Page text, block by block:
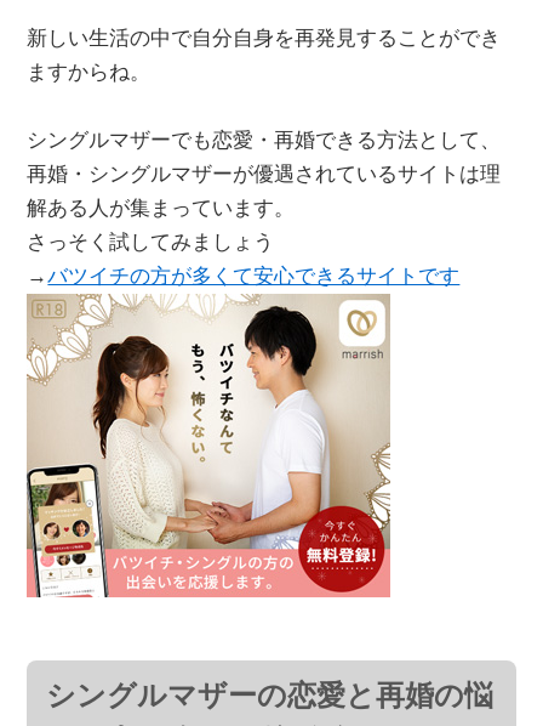
新しい生活の中で自分自身を再発見することができ
ますからね。
シングルマザーでも恋愛・再婚できる方法として、
再婚・シングルマザーが優遇されているサイトは理
解ある人が集まっています。
さっそく試してみましょう
→バツイチの方が多くて安心できるサイトです
シングルマザーの恋愛と再婚の悩